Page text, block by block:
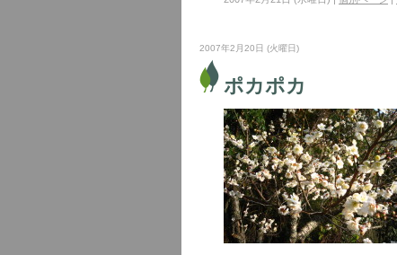
2007年2月20日 (火曜日)
ポカポカ